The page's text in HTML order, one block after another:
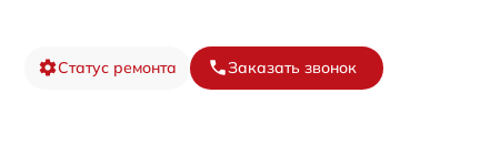
Статус ремонта Заказать звонок